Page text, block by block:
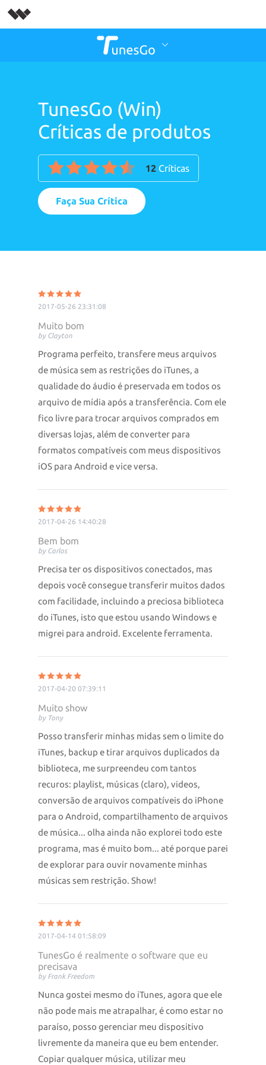
TunesGo (Win)
Críticas de produtos
12 Críticas
Faça Sua Crítica
2017-05-26 23:31:08
Muito bom
by Clayton
Programa perfeito, transfere meus arquivos
de música sem as restrições do iTunes, a
qualidade do áudio é preservada em todos os
arquivo de mídia após a transferência. Com ele
fico livre para trocar arquivos comprados em
diversas lojas, além de converter para
formatos compatíveis com meus dispositivos
iOS para Android e vice versa.
2017-04-26 14:40:28
Bem bom
by Carlos
Precisa ter os dispositivos conectados, mas
depois você consegue transferir muitos dados
com facilidade, incluindo a preciosa biblioteca
do iTunes, isto que estou usando Windows e
migrei para android. Excelente ferramenta.
2017-04-20 07:39:11
Muito show
by Tony
Posso transferir minhas midas sem o limite do
iTunes, backup e tirar arquivos duplicados da
biblioteca, me surpreendeu com tantos
recuros: playlist, músicas (claro), videos,
conversão de arquivos compatíveis do iPhone
para o Android, compartilhamento de arquivos
de música... olha ainda não explorei todo este
programa, mas é muito bom... até porque parei
de explorar para ouvir novamente minhas
músicas sem restrição. Show!
2017-04-14 01:58:09
TunesGo é realmente o software que eu
precisava
by Frank Freedom
Nunca gostei mesmo do iTunes, agora que ele
não pode mais me atrapalhar, é como estar no
paraíso, posso gerenciar meu dispositivo
livremente da maneira que eu bem entender.
Copiar qualquer música, utilizar meu